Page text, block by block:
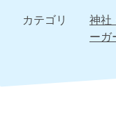
カテゴリ
神社
ーガ